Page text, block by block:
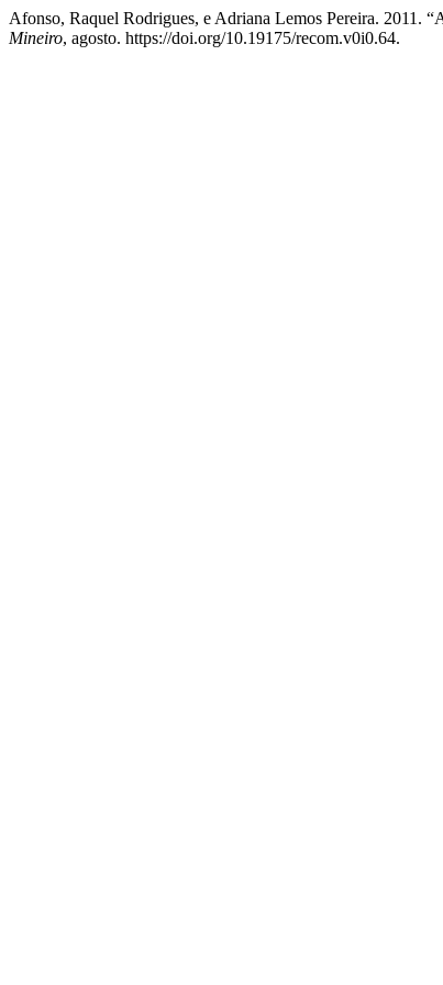
Afonso, Raquel Rodrigues, e Adriana Lemos Pereira. 2011.
Mineiro, agosto. https://doi.org/10.19175/recom.v0i0.64.